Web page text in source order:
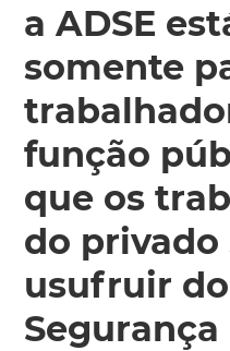
a ADSE
somente
função
que os
do privado
usufruir
Segurança